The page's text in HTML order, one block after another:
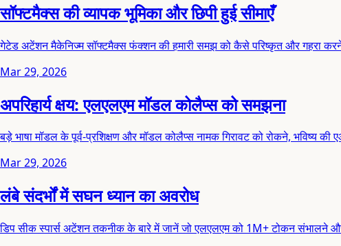
सॉफ्टमैक्स की व्यापक भूमिका और छिपी हुई सीमाएँ
गेटेड अटेंशन मैकेनिज्म सॉफ्टमैक्स फंक्शन की हमारी समझ को कैसे परिष्कृत और गहरा
Mar 29, 2026
अपरिहार्य क्षय: एलएलएम मॉडल कोलैप्स को समझना
बड़े भाषा मॉडल के पूर्व-प्रशिक्षण और मॉडल कोलैप्स नामक गिरावट को रोकने, भविष्य
Mar 29, 2026
लंबे संदर्भों में सघन ध्यान का अवरोध
डिप सीक स्पार्स अटेंशन तकनीक के बारे में जानें जो एलएलएम को 1M+ टोकन संभालने